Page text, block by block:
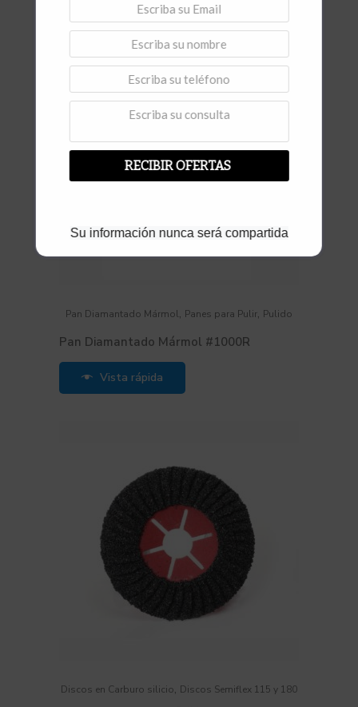
Pan Diamantado Mármol, Panes para Pulir, Pulido
Pan Diamantado Mármol #1000R
Vista rápida
Discos en Carburo silicio, Discos Semiflex 115 y 180
RECIBIR OFERTAS
Su información nunca será compartida